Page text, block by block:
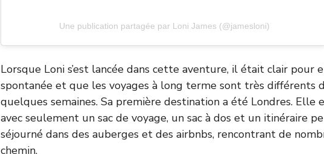
Une publication partagée par Loni James (@jamesloni)
Lorsque Loni s’est lancée dans cette aventure, il était clair pour
spontanée et que les voyages à long terme sont très différents
quelques semaines. Sa première destination a été Londres. Elle
avec seulement un sac de voyage, un sac à dos et un itinéraire
séjourné dans des auberges et des airbnbs, rencontrant de
chemin.